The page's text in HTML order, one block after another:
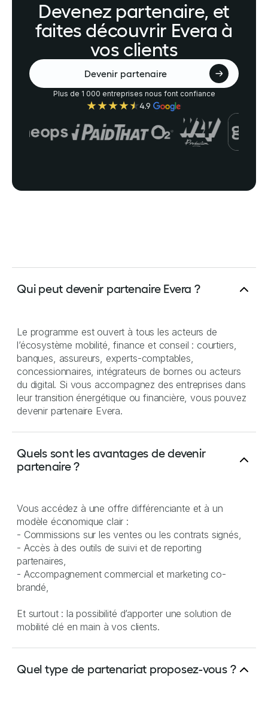
Devenez partenaire, et
faites découvrir Evera à
vos clients
Devenir partenaire
Plus de 1 000 entreprises nous font confiance
Qui peut devenir partenaire Evera ?
Le programme est ouvert à tous les acteurs de
l’écosystème mobilité, finance et conseil : courtiers,
banques, assureurs, experts-comptables,
concessionnaires, intégrateurs de bornes ou acteurs
du digital. Si vous accompagnez des entreprises dans
leur transition énergétique ou financière, vous pouvez
devenir partenaire Evera.
Quels sont les avantages de devenir
partenaire ?
Vous accédez à une offre différenciante et à un
modèle économique clair :
- Commissions sur les ventes ou les contrats signés,
- Accès à des outils de suivi et de reporting
partenaires,
- Accompagnement commercial et marketing co-
brandé,
Et surtout : la possibilité d’apporter une solution de
mobilité clé en main à vos clients.
Quel type de partenariat proposez-vous ?